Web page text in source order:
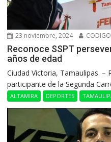
23 noviembre, 2024
Reconoce SSPT
años de edad
Ciudad Victoria, Tamaulipas. –
participante de la Segunda
ALTAMIRA DEPORTES